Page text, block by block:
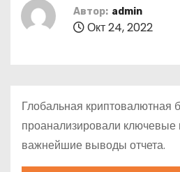
Автор: admin
Окт 24, 2022
Глобальная криптовалютная
проанализировали ключевые
важнейшие выводы отчета.